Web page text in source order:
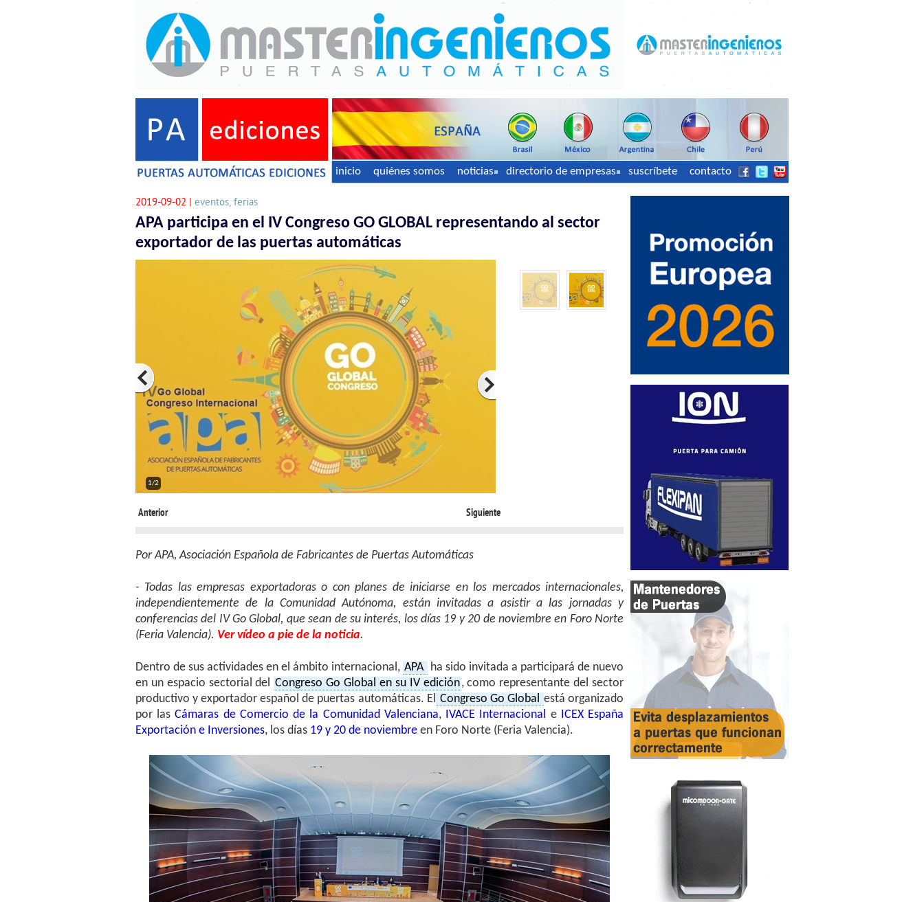
inicio quiénes somos noticias directorio de empresas suscríbete contacto
2019-09-02 | eventos, ferias
APA participa en el IV Congreso GO GLOBAL representando al sector
exportador de las puertas automáticas
2/2
Anterior Siguiente
Por APA, Asociación Española de Fabricantes de Puertas Automáticas
- Todas las empresas exportadoras o con planes de iniciarse en los mercados internacionales,
independientemente de la Comunidad Autónoma, están invitadas a asistir a las jornadas y
conferencias del IV Go Global, que sean de su interés, los días 19 y 20 de noviembre en Foro Norte
(Feria Valencia). Ver vídeo a pie de la noticia.
Dentro de sus actividades en el ámbito internacional, APA ha sido invitada a participará de nuevo
en un espacio sectorial del Congreso Go Global en su IV edición, como representante del sector
productivo y exportador español de puertas automáticas. El Congreso Go Global está organizado
por lasCámaras de Comercio de la Comunidad Valenciana, IVACE Internacional eICEX España
Exportación e Inversiones, los días 19 y 20 de noviembre en Foro Norte (Feria Valencia).